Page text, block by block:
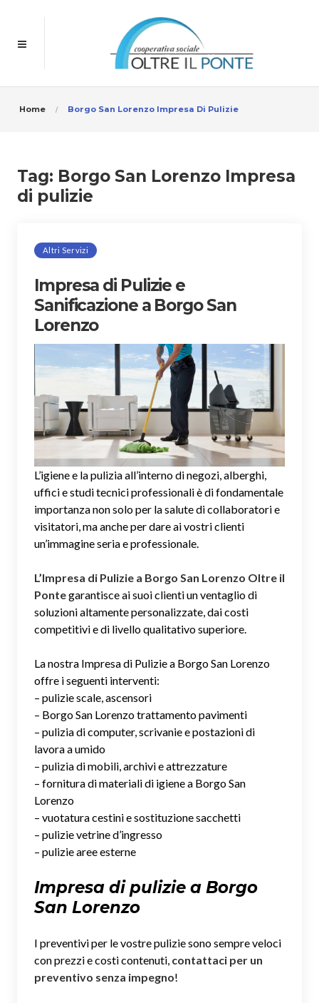
Home Borgo San Lorenzo Impresa Di Pulizie
Tag: Borgo San Lorenzo Impresa
di pulizie
Altri Servizi
Impresa di Pulizie e
Sanificazione a Borgo San
Lorenzo
L’igiene e la pulizia all’interno di negozi, alberghi,
uffici e studi tecnici professionali è di fondamentale
importanza non solo per la salute di collaboratori e
visitatori, ma anche per dare ai vostri clienti
un’immagine seria e professionale.
L’Impresa di Pulizie a Borgo San Lorenzo Oltre il
Pontegarantisce ai suoi clienti un ventaglio di
soluzioni altamente personalizzate, dai costi
competitivi e di livello qualitativo superiore.
La nostra Impresa di Pulizie a Borgo San Lorenzo
offre i seguenti interventi:
– pulizie scale, ascensori
– Borgo San Lorenzo trattamento pavimenti
– pulizia di computer, scrivanie e postazioni di
lavora a umido
– pulizia di mobili, archivi e attrezzature
– fornitura di materiali di igiene a Borgo San
Lorenzo
– vuotatura cestini e sostituzione sacchetti
– pulizie vetrine d’ingresso
– pulizie aree esterne
Impresa di pulizie a Borgo
San Lorenzo
I preventivi per le vostre pulizie sono sempre veloci
con prezzi e costi contenuti, contattaci per un
preventivo senza impegno!